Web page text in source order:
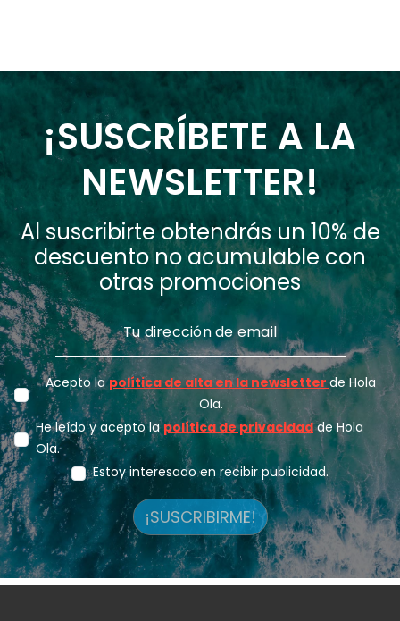
¡SUSCRÍBETE A LA
NEWSLETTER!
Al suscribirte obtendrás un 10% de
descuento no acumulable con
otras promociones
Acepto lapolítica de alta en la newsletter de Hola
Ola.
He leído y acepto lapolítica de privacidadde Hola
Ola.
Estoy interesado en recibir publicidad.
¡SUSCRIBIRME!